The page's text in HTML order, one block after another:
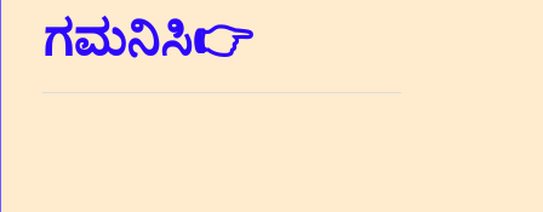
ಗಮನಿಸಿ👉